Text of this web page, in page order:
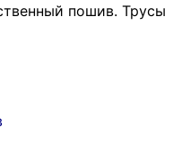
пошив. Трусы